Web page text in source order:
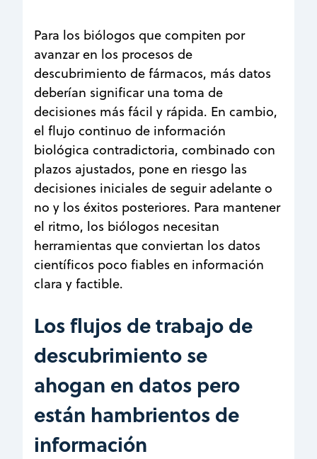
Para los biólogos que compiten por
avanzar en los procesos de
descubrimiento de fármacos, más datos
deberían significar una toma de
decisiones más fácil y rápida. En cambio,
el flujo continuo de información
biológica contradictoria, combinado con
plazos ajustados, pone en riesgo las
decisiones iniciales de seguir adelante o
no y los éxitos posteriores. Para mantener
el ritmo, los biólogos necesitan
herramientas que conviertan los datos
científicos poco fiables en información
clara y factible.
Los flujos de trabajo de
descubrimiento se
ahogan en datos pero
están hambrientos de
información